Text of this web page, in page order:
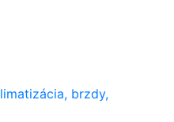
brzdy,